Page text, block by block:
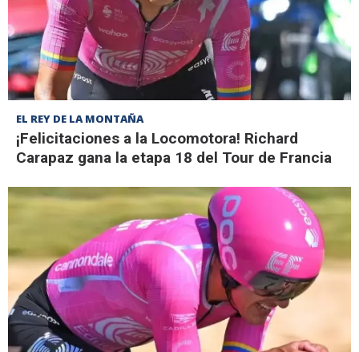
EL REY DE LA MONTAÑA
¡Felicitaciones a la Locomotora! Richard
Carapaz gana la etapa 18 del Tour de Francia